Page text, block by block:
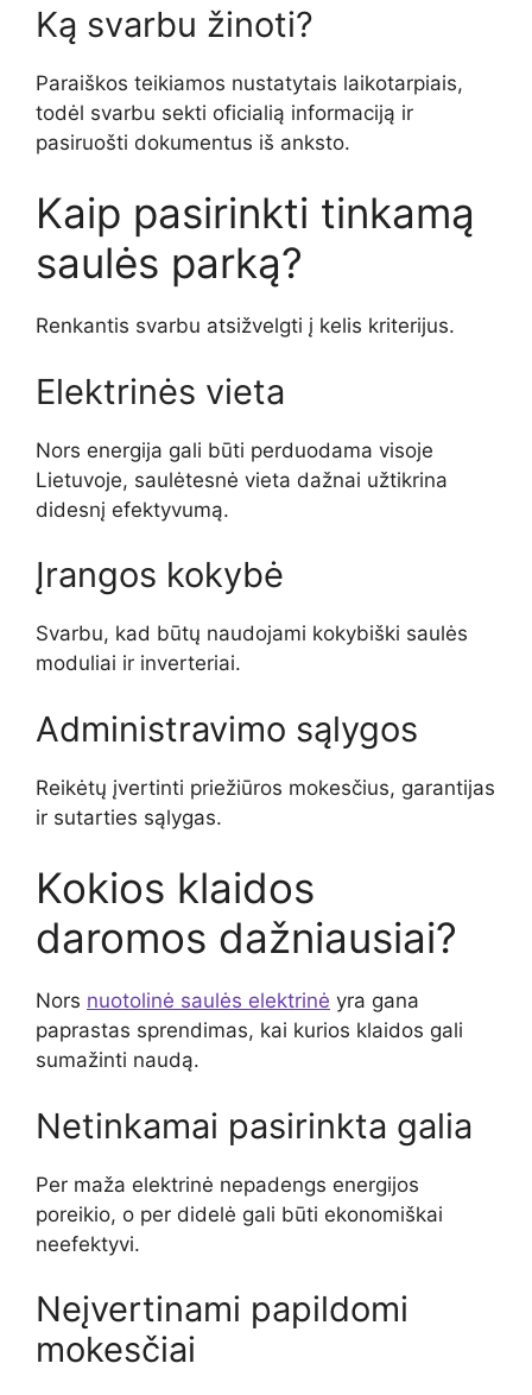
Ką svarbu žinoti?
Paraiškos teikiamos nustatytais laikotarpiais,
todėl svarbu sekti oficialią informaciją ir
pasiruošti dokumentus iš anksto.
Kaip pasirinkti tinkamą
saulės parką?
Renkantis svarbu atsižvelgti į kelis kriterijus.
Elektrinės vieta
Nors energija gali būti perduodama visoje
Lietuvoje, saulėtesnė vieta dažnai užtikrina
didesnį efektyvumą.
Įrangos kokybė
Svarbu, kad būtų naudojami kokybiški saulės
moduliai ir inverteriai.
Administravimo sąlygos
Reikėtų įvertinti priežiūros mokesčius, garantijas
ir sutarties sąlygas.
Kokios klaidos
daromos dažniausiai?
Nors nuotolinė saulės elektrinė yra gana
paprastas sprendimas, kai kurios klaidos gali
sumažinti naudą.
Netinkamai pasirinkta galia
Per maža elektrinė nepadengs energijos
poreikio, o per didelė gali būti ekonomiškai
neefektyvi.
Neįvertinami papildomi
mokesčiai